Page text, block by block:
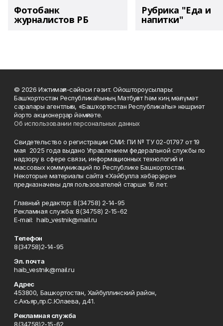
Фотобанк
журналистов РБ
Рубрика "Еда и
напитки"
© 2026 Ижтимағи-сәйәси гәзит. Ойоштороусылары:
Башҡортостан Республикаһының Матбуғат һәм киң мәғлүмәт
саралары агентлығы, «Башҡортостан Республикаһы» нәшриәт
йорто акционерҙар йәмғиәте.
Об использовании персональных данных
Свидетельство о регистрации СМИ: ПИ № ТУ 02-01797 от 19
мая 2025 года выдано Управлением федеральной службы по
надзору в сфере связи, информационных технологий и
массовых коммуникаций по Республике Башкортостан.
Некоторые материалы сайта «Хәйбулла хәбәрҙәре»
предназначены для пользователей старше 16 лет.
Главный редактор: 8(34758) 2-14-95
Рекламная служба: 8(34758) 2-15-62
Е-mаil: haib_vestnik@mail.ru
Телефон
8(34758)2-14-95
Эл. почта
haib_vestnik@mail.ru
Адрес
453800, Башкортостан, Хайбуллинский район,
с.Акъяр,пр.С.Юлаева, д.41.
Рекламная служба
8(34758)2-15-62